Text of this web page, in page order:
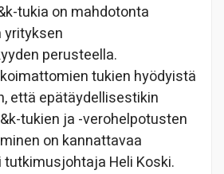
tukia on mahdotonta
yrityksen
perusteella.
tukien hyödyistä
että epätäydellisestikin
tukien ja -verohelpotusten
on kannattavaa
tutkimusjohtaja Heli Koski.